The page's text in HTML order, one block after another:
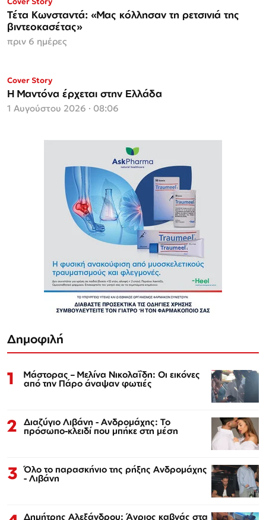
Espresso
Τέτα Κωνσταντά: «Μας κόλλησαν τη ρετσινιά της
βιντεοκασέτας»
πριν 6 ημέρες
Cover Story
Η Μαντόνα έρχεται στην Ελλάδα
1 Αυγούστου 2026 · 08:06
Δημοφιλή
1 Μάστορας – Μελίνα Νικολαΐδη: Οι εικόνες
από την Πάρο άναψαν φωτιές
2 Διαζύγιο Λιβάνη - Ανδρομάχης: Το
πρόσωπο-κλειδί που μπήκε στη μέση
3 Όλο το παρασκήνιο της ρήξης Ανδρομάχης
- Λιβάνη
Δημήτρης Αλεξάνδρου: Άγριος καβγάς στα